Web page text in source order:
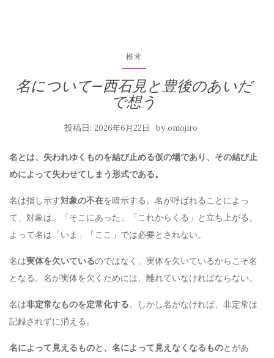
椎茸
名について—西石見と豊後のあいだ
で想う
投稿日: 2026年6月22日 byomojiro
名とは、失われゆくものを結び止める仮の場であり、その結び止
めによって失わせてしまう形式である。
名は指し示す対象の不在を暗示する。名が呼ばれることによっ
て、対象は、「そこにあった」「これからくる」と立ち上がる。
よって名は「いま」「ここ」では必要とされない。
名は実体を欠いているのではなく、実体を欠いているからこそ名
となる。名が実体を欠くためには、離れていなければならない。
名は非定常なものを定常化する。しかし名がなければ、非定常は
記録されずに消える。
名によって見えるものと、名によって見えなくなるものとがあ